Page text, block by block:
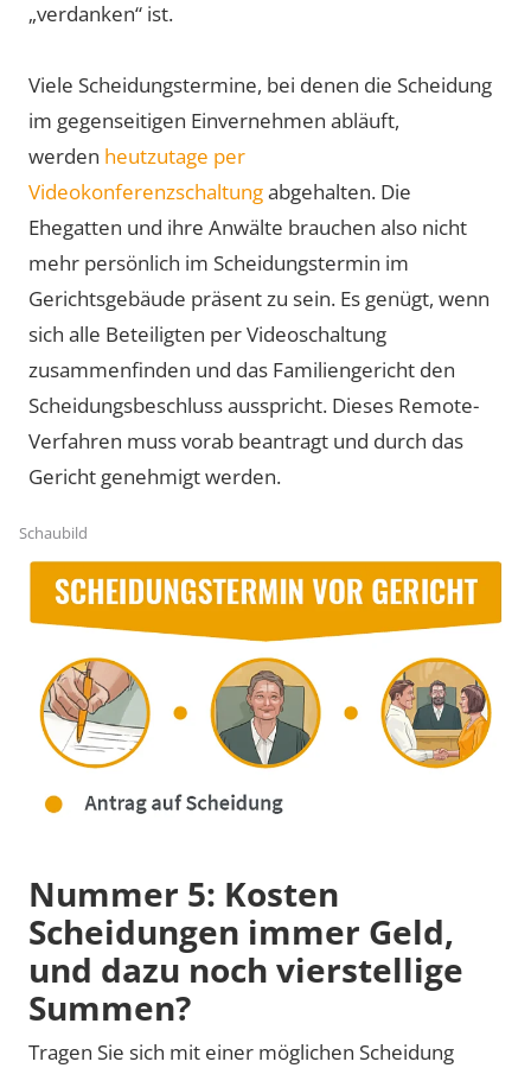
Schaubild
„verdanken“ ist.
Viele Scheidungstermine, bei denen die Scheidung
im gegenseitigen Einvernehmen abläuft,
werden heutzutage per
Videokonferenzschaltungabgehalten. Die
Ehegatten und ihre Anwälte brauchen also nicht
mehr persönlich im Scheidungstermin im
Gerichtsgebäude präsent zu sein. Es genügt, wenn
sich alle Beteiligten per Videoschaltung
zusammenfinden und das Familiengericht den
Scheidungsbeschluss ausspricht. Dieses Remote-
Verfahren muss vorab beantragt und durch das
Gericht genehmigt werden.
Nummer 5: Kosten
Scheidungen immer Geld,
und dazu noch vierstellige
Summen?
Tragen Sie sich mit einer möglichen Scheidung